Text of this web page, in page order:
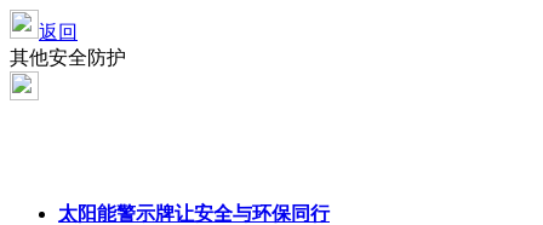
返回
其他安全防护
太阳能警示牌让安全与环保同行